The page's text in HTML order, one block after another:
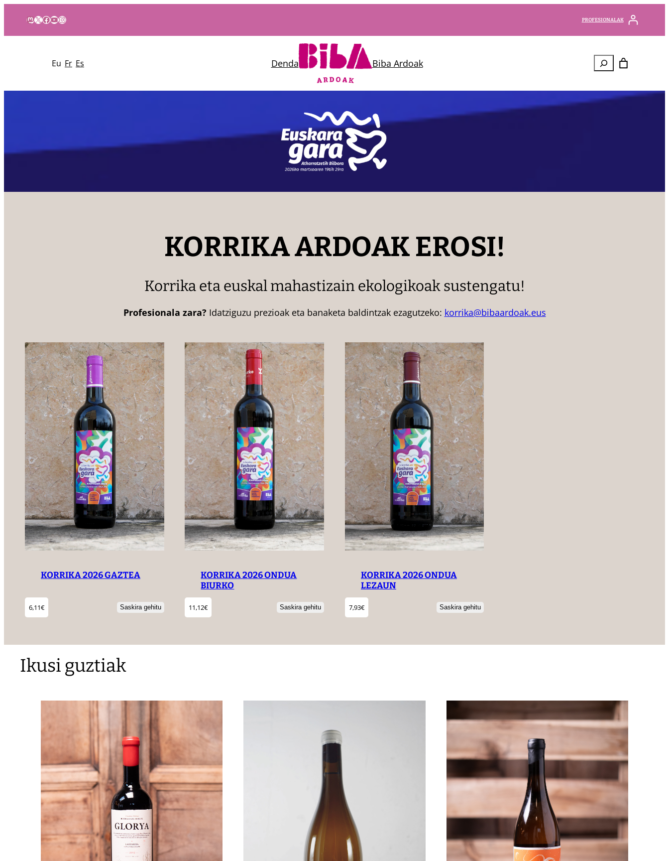
Mastodon
X Facebook
YouTube
Instagram PROFESIONALAK
Eu Fr Es Denda Biba Ardoak Bilatu
KORRIKA ARDOAK EROSI!
Korrika eta euskal mahastizain ekologikoak sustengatu!
Profesionala zara? Idatziguzu prezioak eta banaketa baldintzak ezagutzeko: korrika@bibaardoak.eus
KORRIKA 2026 GAZTEA
6,11€ Saskira gehitu
KORRIKA 2026 ONDUA
BIURKO
11,12€ Saskira gehitu
KORRIKA 2026 ONDUA
LEZAUN
7,93€ Saskira gehitu
Ikusi guztiak